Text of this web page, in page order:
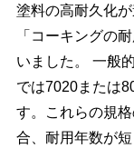
塗料の高耐久化
「コーキングの
いました。 一般
では7020または
す。これらの規
合、耐用年数が